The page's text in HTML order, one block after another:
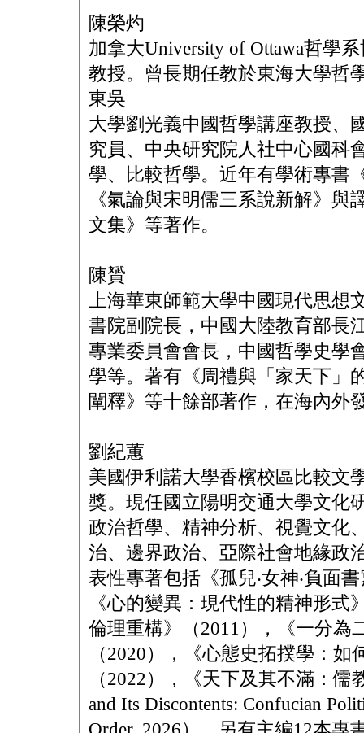
陳榮灼
加拿大University of Ottawa哲學
教授。曾長期任教於東海大學哲
東吳
大學劉光義中國哲學講座教授、
究員、中央研究院人社中心國科
學、比較哲學。近年有學術專書
《氣論與宋明儒三系說新解》
文集》等著作。
陳贇
上海華東師範大學中國現代思想
書院副院長，中國大陸教育部長
專業委員會會長，中國哲學史學
學等。著有《周禮與「家天下」
闡釋》等十餘部著作，在海內外
劉紀蕙
美國伊利諾大學香檳校區比較文
獎。現任國立陽明交通大學文化
政治哲學、精神分析、視覺文化
治、邊界政治、亞際社會地緣政
表性專著包括《孤兒‧女神‧負面
《心的變異：現代性的精神形式
倫理重構》（2011），《一分為
（2020），《心態史拓撲學：
（2022），《天下及其不滿：
and Its Discontents: Confucian